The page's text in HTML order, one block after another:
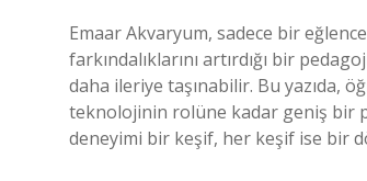
Emaar Akvaryum, sadece bir
farkındalıklarını artırdığı bir
daha ileriye taşınabilir. Bu yazıda,
teknolojinin rolüne kadar geniş bir
deneyimi bir keşif, her keşif ise bir